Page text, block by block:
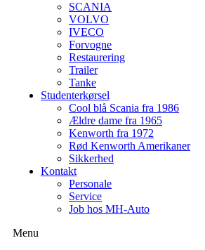
SCANIA
VOLVO
IVECO
Forvogne
Restaurering
Trailer
Tanke
Studenterkørsel
Cool blå Scania fra 1986
Ældre dame fra 1965
Kenworth fra 1972
Rød Kenworth Amerikaner
Sikkerhed
Kontakt
Personale
Service
Job hos MH-Auto
Menu